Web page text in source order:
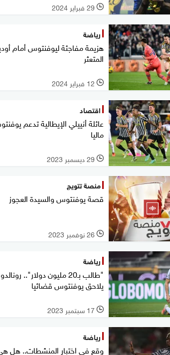
l 29 فبراير 2024
رياضة
هزيمة مفاجئة ليوفنتوس أمام
المتعثر
l 12 فبراير 2024
اقتصاد
عائلة أنييلي الإيطالية تدعم
ماليا
l 29 ديسمبر 2023
منصة تتويج
قصة يوفنتوس والسيدة العجوز
l 26 نوفمبر 2023
رياضة
"طالب بـ20 مليون دولار".. رونالدو
يلاحق يوفنتوس قضائيا
l 17 سبتمبر 2023
رياضة
وقع في اختبار المنشطات.. هل